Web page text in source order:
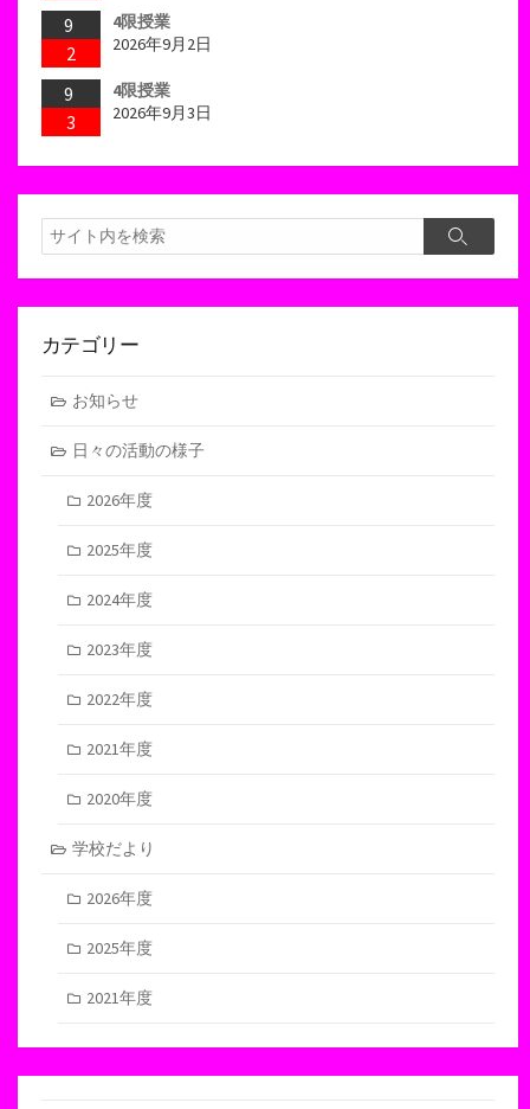
9
2
4限授業
2026年9月2日
9
3
4限授業
2026年9月3日
検
索
検
カテゴリー
お知らせ
日々の活動の様子
2026年度
2025年度
2024年度
2023年度
2022年度
2021年度
2020年度
学校だより
2026年度
2025年度
2021年度